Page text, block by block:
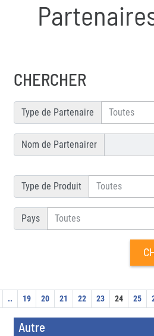
CHERCHER
Type de Partenaire
Nom de Partenairer
Type de Produit
Pays
.. 19 20 21 22 23 24 25
Autre